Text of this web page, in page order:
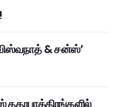
& சன்ஸ்’
கதாபாத்திரங்களில்